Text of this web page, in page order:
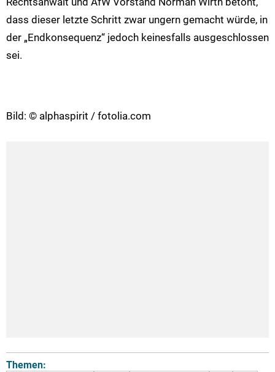
dass dieser letzte Schritt zwar ungern gemacht würde, in
der „Endkonsequenz“ jedoch keinesfalls ausgeschlossen
sei.
Bild: © alphaspirit / fotolia.com
Themen: